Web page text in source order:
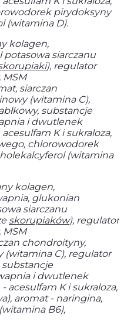
pirydoksyny
(witamina D).
kolagen,
potasowa siarczanu
), regulator
MSM
siarczan
(witamina C),
substancje
i dwutlenek
K i sukraloza,
chlorowodorek
(witamina
kolagen,
glukonian
siarczanu
skorupiaków), regulator
MSM
chondroityny,
(witamina C), regulator
substancje
i dwutlenek
acesulfam K i sukraloza,
aromat - naringina,
B6),